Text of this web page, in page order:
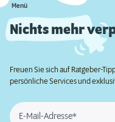
Menü
Nichts mehr
Freuen Sie sich auf Ratgeber-
persönliche Services und
E-Mail-Adresse*